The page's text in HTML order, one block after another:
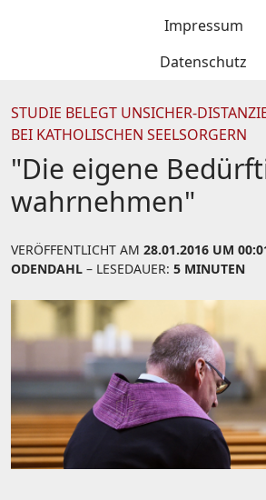
Impressum
Datenschutz
STUDIE BELEGT UNSICHER-
BEI KATHOLISCHEN SEELSORGERN
"Die eigene
wahrnehmen"
VERÖFFENTLICHT AM 28.01.2016 UM
ODENDAHL – LESEDAUER: 5 MINUTEN